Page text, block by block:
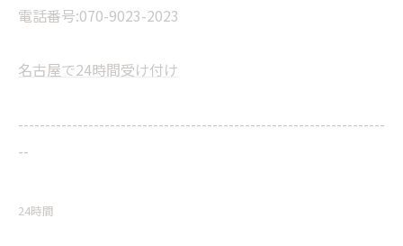
電話番号:070-9023-2023
名古屋で24時間受け付け
--------------------------------------------------------------------
--
24時間